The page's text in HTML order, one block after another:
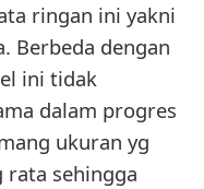
ringan ini yakni
Berbeda dengan
ini tidak
dalam progres
ukuran yg
rata sehingga